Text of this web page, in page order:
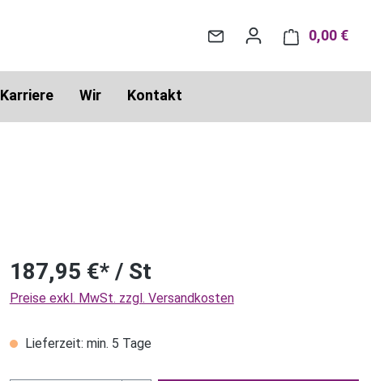
0,00 €
Karriere Wir Kontakt
187,95 €* / St
Preise exkl. MwSt. zzgl. Versandkosten
Lieferzeit: min. 5 Tage